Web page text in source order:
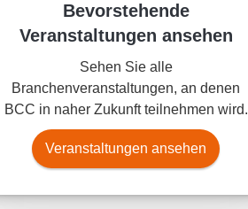
Bevorstehende
Veranstaltungen ansehen
Sehen Sie alle
Branchenveranstaltungen, an denen
BCC in naher Zukunft teilnehmen wird.
Veranstaltungen ansehen